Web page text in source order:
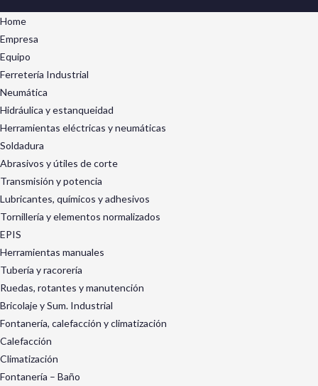
Home
Empresa
Equipo
Ferretería Industrial
Neumática
Hidráulica y estanqueidad
Herramientas eléctricas y neumáticas
Soldadura
Abrasivos y útiles de corte
Transmisión y potencia
Lubricantes, químicos y adhesivos
Tornillería y elementos normalizados
EPIS
Herramientas manuales
Tubería y racorería
Ruedas, rotantes y manutención
Bricolaje y Sum. Industrial
Fontanería, calefacción y climatización
Calefacción
Climatización
Fontanería – Baño